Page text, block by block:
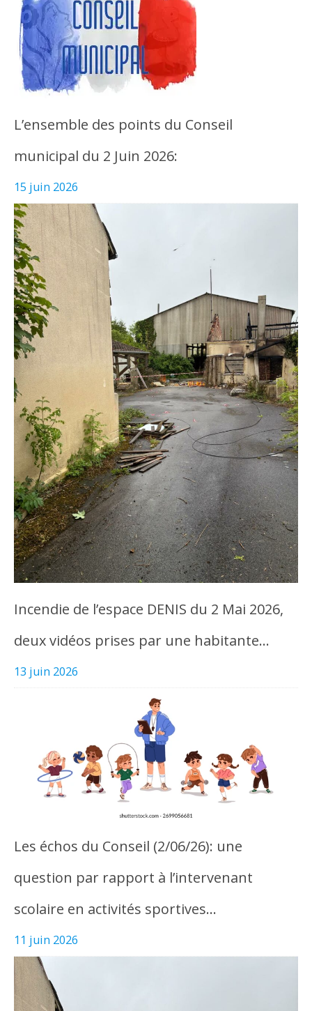
L’ensemble des points du Conseil
municipal du 2 Juin 2026:
15 juin 2026
Incendie de l’espace DENIS du 2 Mai 2026,
deux vidéos prises par une habitante…
13 juin 2026
Les échos du Conseil (2/06/26): une
question par rapport à l’intervenant
scolaire en activités sportives…
11 juin 2026